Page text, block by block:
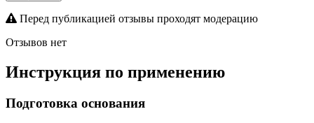
Перед публикацией отзывы проходят модерацию
Отзывов нет
Инструкция по применению
Подготовка основания